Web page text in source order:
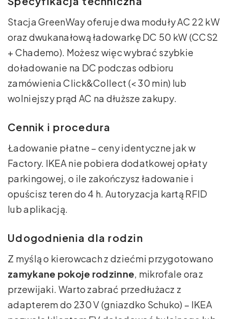
Stacja GreenWay oferuje dwa moduły AC 22 kW
oraz dwukanałową ładowarkę DC 50 kW (CCS2
+ Chademo). Możesz więc wybrać szybkie
doładowanie na DC podczas odbioru
zamówienia Click&Collect (< 30 min) lub
wolniejszy prąd AC na dłuższe zakupy.
Cennik i procedura
Ładowanie płatne – ceny identyczne jak w
Factory. IKEA nie pobiera dodatkowej opłaty
parkingowej, o ile zakończysz ładowanie i
opuścisz teren do 4 h. Autoryzacja kartą RFID
lub aplikacją.
Udogodnienia dla rodzin
Z myślą o kierowcach z dziećmi przygotowano
zamykane pokoje rodzinne, mikrofale oraz
przewijaki. Warto zabrać przedłużacz z
adapterem do 230 V (gniazdko Schuko) – IKEA